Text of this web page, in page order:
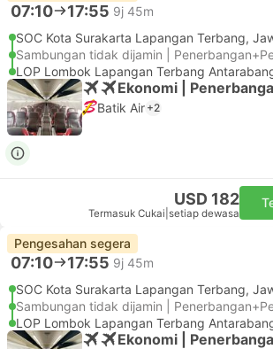
07:10 17:55 9j 45m
SOC Kota Surakarta Lapangan Terbang,
LOP Lombok Lapangan Terbang
Ekonomi |
Batik Air +2
USD 182
Termasuk Cukai setiap dewasa
Pengesahan segera
07:10 17:55 9j 45m
SOC Kota Surakarta Lapangan Terbang,
LOP Lombok Lapangan Terbang
Ekonomi |